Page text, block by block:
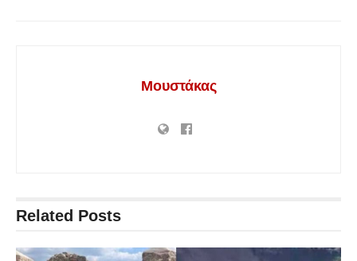
Μουστάκας
Related Posts